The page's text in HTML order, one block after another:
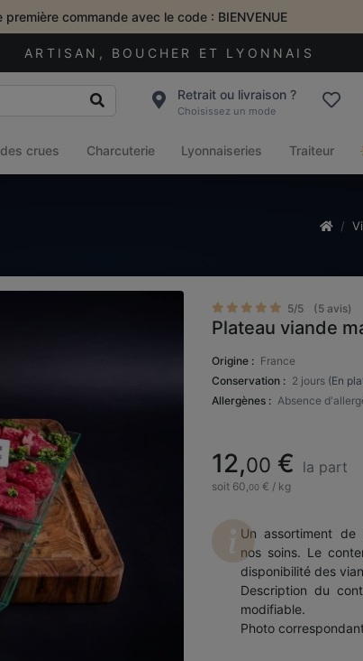
première commande avec le code : BIENVENUE
ARTISAN, BOUCHER ET LYONNAIS
Retrait ou livraison ?
Choisissez un mode
crues Charcuterie Lyonnaiseries Traiteur
5/5 (5 avis)
Plateau viande
Origine : France
Conservation : 2 jours (En
Allergènes : Absence
12,00 € la part
soit 60, 00€ / kg
Un assortiment de
nos soins. Le
disponibilité des
Description du
modifiable.
Photo